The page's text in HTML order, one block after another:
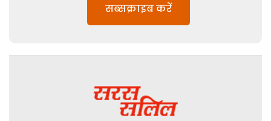
सब्सक्राइब करें